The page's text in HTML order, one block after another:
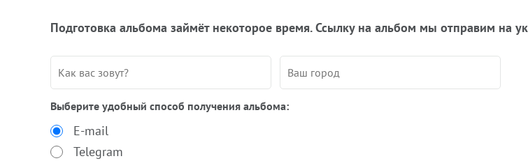
Подготовка альбома займёт некоторое время. Ссылку на альбом мы отправим на
Выберите удобный способ получения альбома:
E-mail
Telegram